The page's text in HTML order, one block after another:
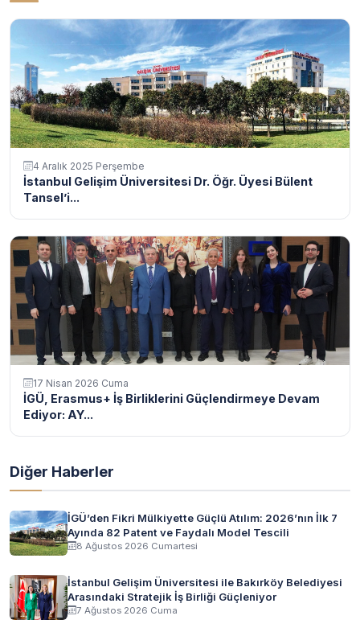
4 Aralık 2025 Perşembe
İstanbul Gelişim Üniversitesi Dr. Öğr. Üyesi Bülent
Tansel’i...
17 Nisan 2026 Cuma
İGÜ, Erasmus+ İş Birliklerini Güçlendirmeye Devam
Ediyor: AY...
Diğer Haberler
İGÜ’den Fikri Mülkiyette Güçlü Atılım: 2026’nın İlk 7
Ayında 82 Patent ve Faydalı Model Tescili
8 Ağustos 2026 Cumartesi
İstanbul Gelişim Üniversitesi ile Bakırköy Belediyesi
Arasındaki Stratejik İş Birliği Güçleniyor
7 Ağustos 2026 Cuma